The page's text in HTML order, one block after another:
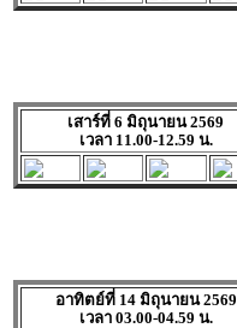
เสาร์ที่ 6 มิถุนายน 2569
เวลา 11.00-12.59 น.
อาทิตย์ที่ 14 มิถุนายน 2569
เวลา 03.00-04.59 น.